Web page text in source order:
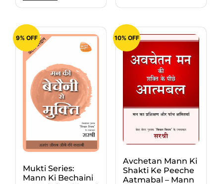
9% OFF
Mukti Series:
Mann Ki Bechaini
10% OFF
Avchetan Mann Ki
Shakti Ke Peeche
Aatmabal – Mann